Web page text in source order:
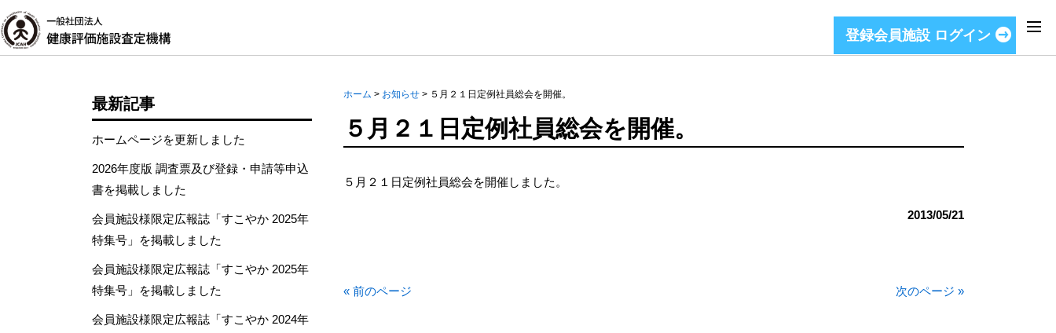
登録会員施設 ログイン
ホーム > お知らせ > ５月２１日定例社員総会を開催。
５月２１日定例社員総会を開催。
５月２１日定例社員総会を開催しました。
2013/05/21
« 前のページ 次のページ »
最新記事
ホームページを更新しました
2026年度版 調査票及び登録・申請等申込
書を掲載しました
会員施設様限定広報誌「すこやか 2025年
特集号」を掲載しました
会員施設様限定広報誌「すこやか 2025年
特集号」を掲載しました
会員施設様限定広報誌「すこやか 2024年